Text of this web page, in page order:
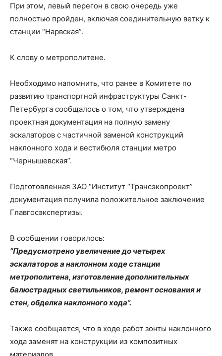
При этом, левый перегон в свою очередь уже
полностью пройден, включая соединительную ветку к
станции “Нарвская”.
К слову о метрополитене.
Необходимо напомнить, что ранее в Комитете по
развитию транспортной инфраструктуры Санкт-
Петербурга сообщалось о том, что утверждена
проектная документация на полную замену
эскалаторов с частичной заменой конструкций
наклонного хода и вестибюля станции метро
“Чернышевская”.
Подготовленная ЗАО “Институт “Трансэкопроект”
документация получила положительное заключение
Главгосэкспертизы.
В сообщении говорилось:
“Предусмотрено увеличение до четырех
эскалаторов а наклонном ходе станции
метрополитена, изготовление дополнительных
балюстрадных светильников, ремонт основания и
стен, обделка наклонного хода”.
Также сообщается, что в ходе работ зонты наклонного
хода заменят на конструкции из композитных